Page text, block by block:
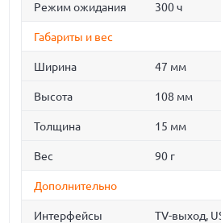
Режим ожидания 300 ч
Габариты и вес
Ширина 47 мм
Высота 108 мм
Толщина 15 мм
Вес 90 г
Дополнительно
Интерфейсы TV-выход,